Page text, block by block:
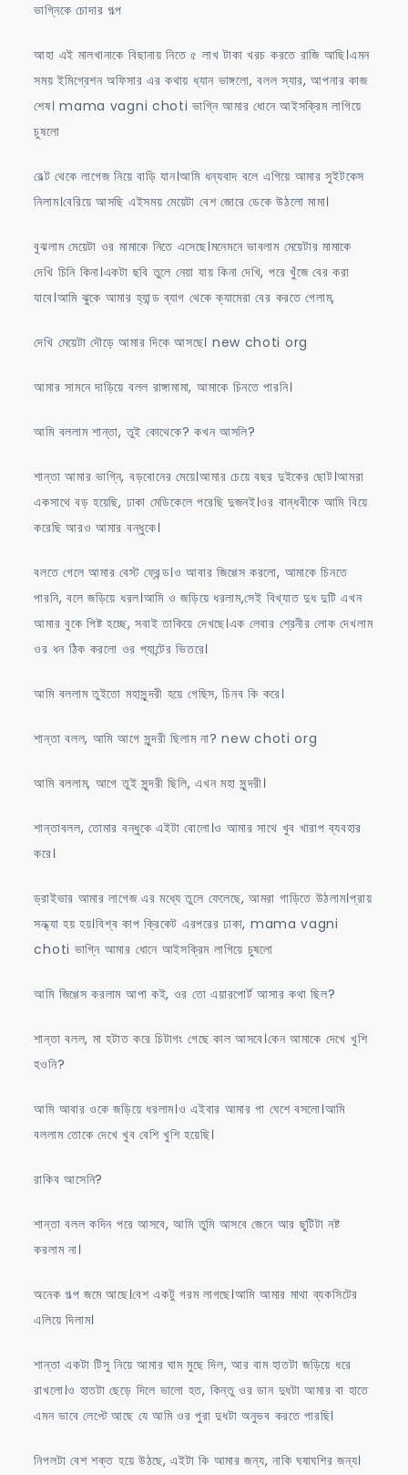
ভাগ্নিকে চোদার গল্প
আহা এই মালখানাকে বিছানায় নিতে ৫ লাখ টাকা খরচ করতে রাজি আছি।এমন
সময় ইমিগ্রেশন অফিসার এর কথায় ধ্যান ভাঙ্গলো, বলল স্যার, আপনার কাজ
শেষ। mama vagni choti ভাগ্নি আমার ধোনে আইসক্রিম লাগিয়ে
চুষলো
বেল্ট থেকে লাগেজ নিয়ে বাড়ি যান।আমি ধন্যবাদ বলে এগিয়ে আমার সুইটকেস
নিলাম।বেরিয়ে আসছি এইসময় মেয়েটা বেশ জোরে ডেকে উঠলো মামা।
বুঝলাম মেয়েটা ওর মামাকে নিতে এসেছে।মনেমনে ভাবলাম মেয়েটার মামাকে
দেখি চিনি কিনা।একটা ছবি তুলে নেয়া যায় কিনা দেখি, পরে খুঁজে বের করা
যাবে।আমি ঝুকে আমার হ্যান্ড ব্যাগ থেকে ক্যামেরা বের করতে গেলাম,
দেখি মেয়েটা দৌড়ে আমার দিকে আসছে। new choti org
আমার সামনে দাড়িয়ে বলল রাঙ্গামামা, আমাকে চিনতে পারনি।
আমি বললাম শান্তা, তুই কোথেকে? কখন আসলি?
শান্তা আমার ভাগ্নি, বড়বোনের মেয়ে।আমার চেয়ে বছর দুইকের ছোট।আমরা
একসাথে বড় হয়েছি, ঢাকা মেডিকেলে পরেছি দুজনই।ওর বান্ধবীকে আমি বিয়ে
করেছি আরও আমার বন্ধুকে।
বলতে গেলে আমার বেস্ট ফ্রেন্ড।ও আবার জিগ্গেস করলো, আমাকে চিনতে
পারনি, বলে জড়িয়ে ধরল।আমি ও জড়িয়ে ধরলাম,সেই বিখ্যাত দুধ দুটি এখন
আমার বুকে পিষ্ট হচ্ছে, সবাই তাকিয়ে দেখছে।এক লেবার শ্রেনীর লোক দেখলাম
ওর ধন ঠিক করলো ওর প্যান্টের ভিতরে।
আমি বললাম তুইতো মহাসুন্দরী হয়ে গেছিস, চিনব কি করে।
শান্তা বলল, আমি আগে সুন্দরী ছিলাম না? new choti org
আমি বললাম, আগে তুই সুন্দরী ছিলি, এখন মহা সুন্দরী।
শান্তাবলল, তোমার বন্ধুকে এইটা বোলো।ও আমার সাথে খুব খারাপ ব্যবহার
করে।
ড্রাইভার আমার লাগেজ এর মধ্যে তুলে ফেলেছে, আমরা গাড়িতে উঠলাম।প্রায়
সন্ধ্যা হয় হয়।বিশ্ব কাপ ক্রিকেট এরপরের ঢাকা, mama vagni
choti ভাগ্নি আমার ধোনে আইসক্রিম লাগিয়ে চুষলো
আমি জিগ্গেস করলাম আপা কই, ওর তো এয়ারপোর্ট আসার কথা ছিল?
শান্তা বলল, মা হটাত করে চিটাগং গেছে কাল আসবে।কেন আমাকে দেখে খুশি
হওনি?
আমি আবার ওকে জড়িয়ে ধরলাম।ও এইবার আমার গা ঘেশে বসলো।আমি
বললাম তোকে দেখে খুব বেশি খুশি হয়েছি।
রাকিব আসেনি?
শান্তা বলল কদিন পরে আসবে, আমি তুমি আসবে জেনে আর ছুটিটা নষ্ট
করলাম না।
অনেক গল্প জমে আছে।বেশ একটু গরম লাগছে।আমি আমার মাথা ব্যকসিটের
এলিয়ে দিলাম।
শান্তা একটা টিসু নিয়ে আমার ঘাম মুছে দিল, আর বাম হাতটা জড়িয়ে ধরে
রাখলো।ও হাতটা ছেড়ে দিলে ভালো হত, কিন্তু ওর ডান দুধটা আমার বা হাতে
এমন ভাবে লেপ্টে আছে যে আমি ওর পুরা দুধটা অনুভব করতে পারছি।
নিপলটা বেশ শক্ত হয়ে উঠছে, এইটা কি আমার জন্য, নাকি ঘষাঘশির জন্য।